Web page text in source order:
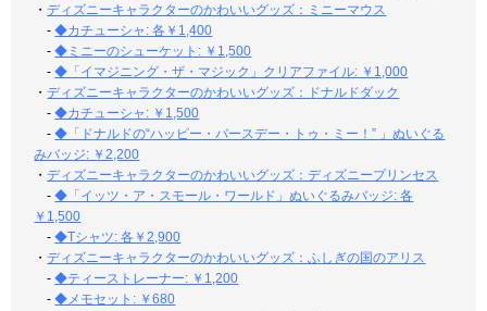
・ディズニーキャラクターのかわいいグッズ：ミニーマウス
-◆カチューシャ: 各￥1,400
-◆ミニーのシューケット: ￥1,500
-◆「イマジニング・ザ・マジック」クリアファイル: ￥1,000
・ディズニーキャラクターのかわいいグッズ：ドナルドダック
-◆カチューシャ: ￥1,500
-◆「ドナルドの“ハッピー・バースデー・トゥ・ミー！” 」ぬいぐる
みバッジ: ￥2,200
・ディズニーキャラクターのかわいいグッズ：ディズニープリンセス
-◆「イッツ・ア・スモール・ワールド」ぬいぐるみバッジ: 各
￥1,500
-◆Tシャツ: 各￥2,900
・ディズニーキャラクターのかわいいグッズ：ふしぎの国のアリス
-◆ティーストレーナー: ￥1,200
-◆メモセット: ￥680